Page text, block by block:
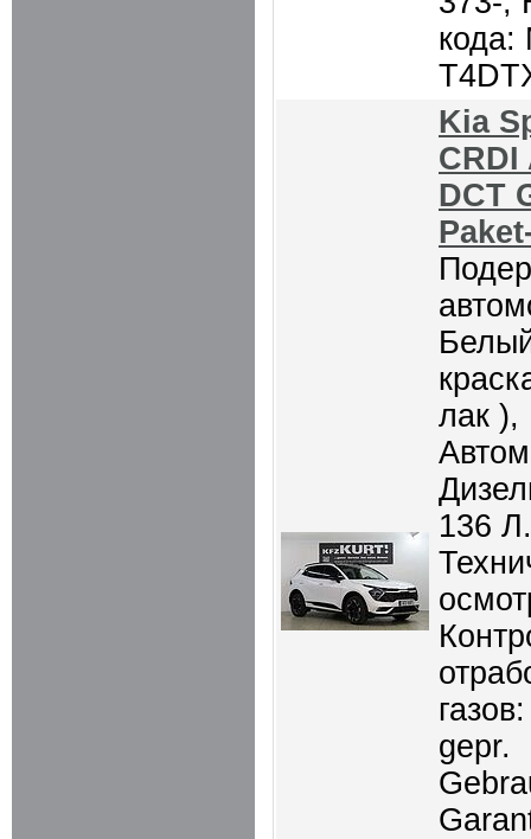
кода:
Kia
CRDI
DCT
лак ),
136
gepr.